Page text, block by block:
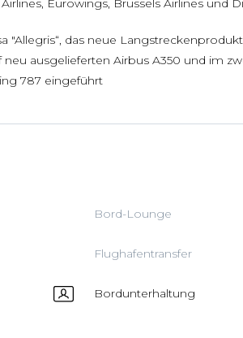
Eurowings, Brussels Airlines und
"Allegris“, das neue
neu ausgelieferten Airbus A350 und im
787 eingeführt
Bord-Lounge
Flughafentransfer
Bordunterhaltung